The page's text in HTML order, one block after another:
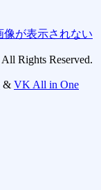
像が表示されない
Rights Reserved.
& VK All in One